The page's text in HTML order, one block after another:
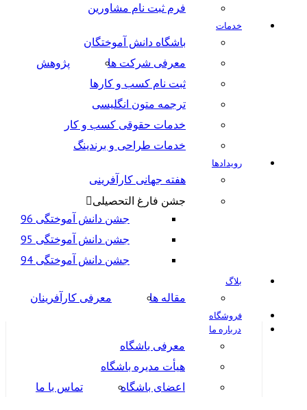
فرم ثبت نام مشاورین
خدمات
باشگاه دانش آموختگان
معرفی شرکت ها
پژوهش
ثبت نام کسب و کارها
ترجمه متون انگلیسی
خدمات حقوقی کسب و کار
خدمات طراحی و برندینگ
رویدادها
هفته جهانی کارآفرینی
جشن فارغ التحصیلی
جشن دانش آموختگی 96
جشن دانش آموختگی 95
جشن دانش آموختگی 94
بلاگ
مقاله ها معرفی کارآفرینان
فروشگاه
درباره ما
معرفی باشگاه
هیأت مدیره باشگاه
اعضای باشگاه
تماس با ما